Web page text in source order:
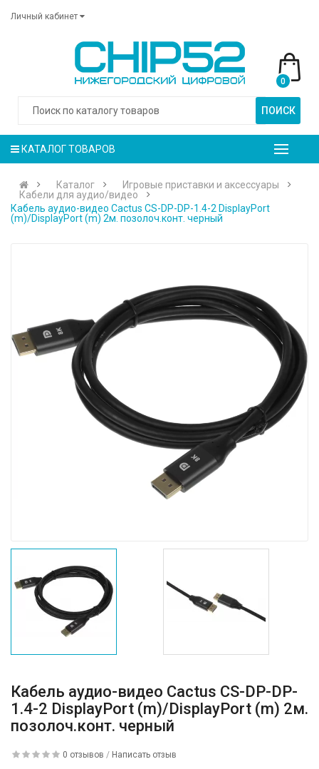
Личный кабинет
ПОИСК
0
КАТАЛОГ ТОВАРОВ
Каталог
Игровые приставки и аксессуары
Кабели для аудио/видео
Кабель аудио-видео Cactus CS-DP-DP-1.4-2 DisplayPort
(m)/DisplayPort (m) 2м. позолоч.конт. черный
Кабель аудио-видео Cactus CS-DP-DP-
1.4-2 DisplayPort (m)/DisplayPort (m) 2м.
позолоч.конт. черный
0 отзывов / Написать отзыв